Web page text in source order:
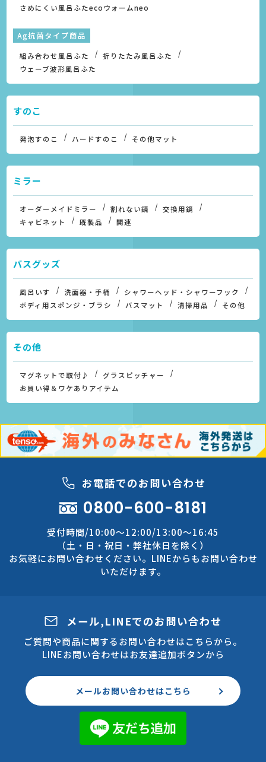
さめにくい風呂ふたecoウォームneo
Ag抗菌タイプ商品
組み合わせ風呂ふた
折りたたみ風呂ふた
ウェーブ波形風呂ふた
すのこ
発泡すのこ ハードすのこ その他マット
ミラー
オーダーメイドミラー 割れない鏡
交換用鏡
キャビネット
既製品 関連
バスグッズ
風呂いす 洗面器・手桶
シャワーヘッド・シャワーフック
ボディ用スポンジ・ブラシ
バスマット 清掃用品 その他
その他
マグネットで取付♪
グラスピッチャー
お買い得＆ワケありアイテム
お電話でのお問い合わせ
0800-600-8181
受付時間/10:00～12:00/13:00～16:45
（土・日・祝日・弊社休日を除く）
お気軽にお問い合わせください。LINEからもお問い合わせ
いただけます。
メール,LINEでのお問い合わせ
ご質問や商品に関するお問い合わせはこちらから。
LINEお問い合わせはお友達追加ボタンから
メールお問い合わせはこちら